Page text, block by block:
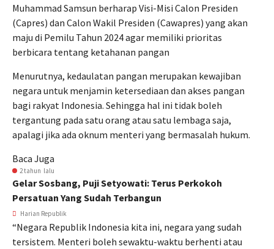
Muhammad Samsun berharap Visi-Misi Calon Presiden
(Capres) dan Calon Wakil Presiden (Cawapres) yang akan
maju di Pemilu Tahun 2024 agar memiliki prioritas
berbicara tentang ketahanan pangan
Menurutnya, kedaulatan pangan merupakan kewajiban
negara untuk menjamin ketersediaan dan akses pangan
bagi rakyat Indonesia. Sehingga hal ini tidak boleh
tergantung pada satu orang atau satu lembaga saja,
apalagi jika ada oknum menteri yang bermasalah hukum.
Baca Juga
2 tahun lalu
Gelar Sosbang, Puji Setyowati: Terus Perkokoh
Persatuan Yang Sudah Terbangun
Harian Republik
“Negara Republik Indonesia kita ini, negara yang sudah
tersistem. Menteri boleh sewaktu-waktu berhenti atau